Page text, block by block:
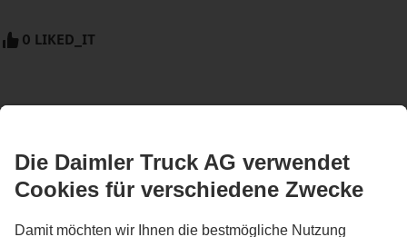
0 LIKED_IT
BLEIB IN KONTAKT.
Entdecke Mercedes-Benz Trucks auf unseren digitalen
Kanälen.